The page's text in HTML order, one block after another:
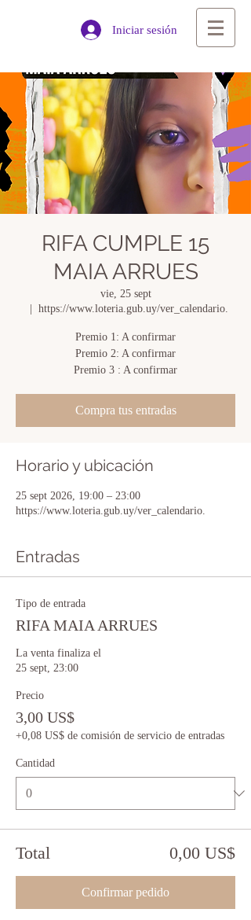
Iniciar sesión
RIFA CUMPLE 15
MAIA ARRUES
vie, 25 sept
https://www.loteria.gub.uy/ver_calendario.
Premio 1: A confirmar
Premio 2: A confirmar
Premio 3 : A confirmar
Compra tus entradas
Horario y ubicación
25 sept 2026, 19:00 – 23:00
https://www.loteria.gub.uy/ver_calendario.
Entradas
Tipo de entrada
RIFA MAIA ARRUES
La venta finaliza el
25 sept, 23:00
Precio
3,00 US$
+0,08 US$ de comisión de servicio de entradas
Cantidad
Total 0,00 US$
Confirmar pedido